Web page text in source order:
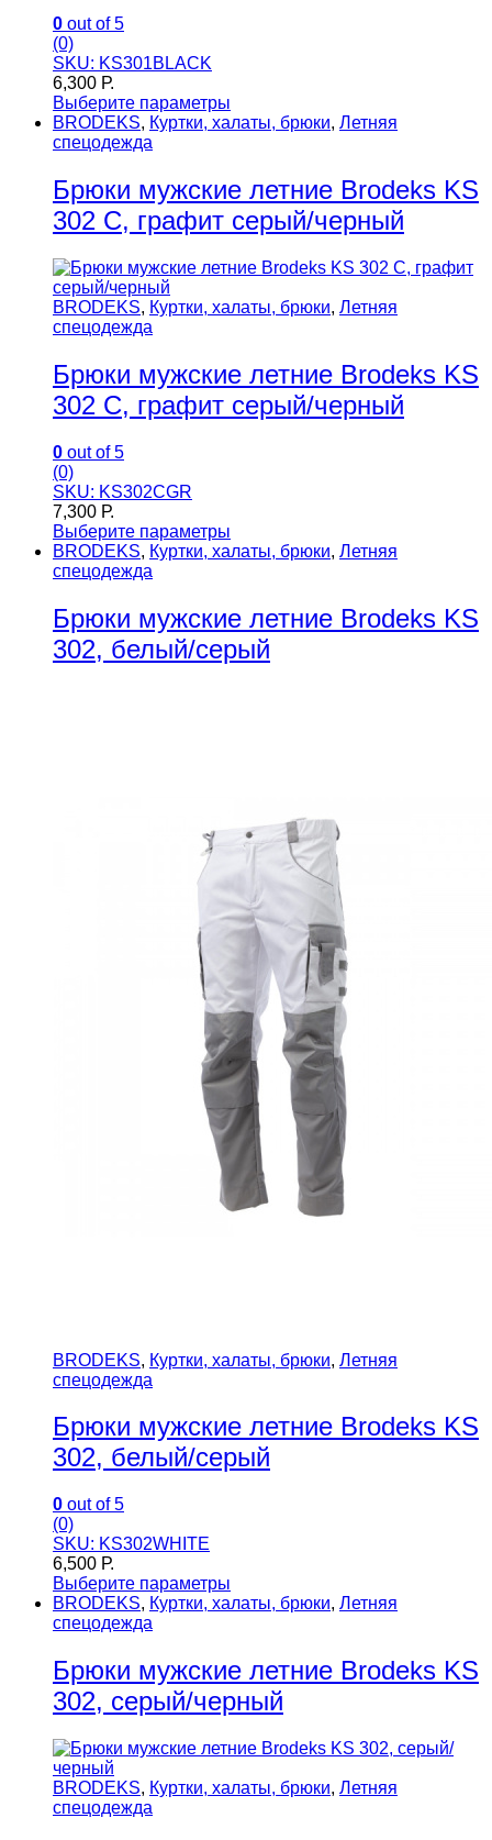
0 out of 5
(0)
SKU: KS301BLACK
6,300 Р.
Выберите параметры
BRODEKS, Куртки, халаты, брюки, Летняя
спецодежда
Брюки мужские летние Brodeks KS
302 C, графит серый/черный
BRODEKS, Куртки, халаты, брюки, Летняя
спецодежда
Брюки мужские летние Brodeks KS
302 C, графит серый/черный
0 out of 5
(0)
SKU: KS302СGR
7,300 Р.
Выберите параметры
BRODEKS, Куртки, халаты, брюки, Летняя
спецодежда
Брюки мужские летние Brodeks KS
302, белый/серый
BRODEKS, Куртки, халаты, брюки, Летняя
спецодежда
Брюки мужские летние Brodeks KS
302, белый/серый
0 out of 5
(0)
SKU: KS302WHITE
6,500 Р.
Выберите параметры
BRODEKS, Куртки, халаты, брюки, Летняя
спецодежда
Брюки мужские летние Brodeks KS
302, серый/черный
BRODEKS, Куртки, халаты, брюки, Летняя
спецодежда